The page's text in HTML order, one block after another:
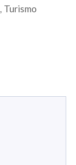
Turismo